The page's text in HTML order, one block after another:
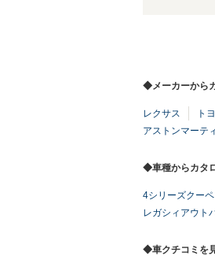
◆メーカーから
レクサス ト
アストンマーテ
◆車種からカタ
4シリーズクーペ
レガシィアウト
◆車クチコミを